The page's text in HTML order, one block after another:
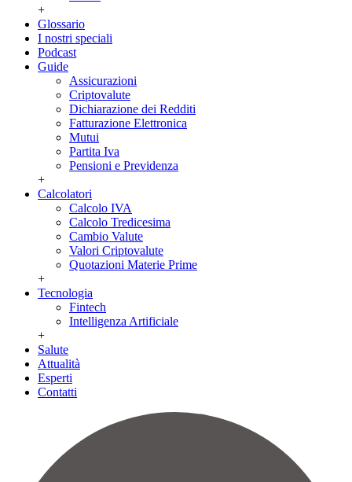
+
Glossario
I nostri speciali
Podcast
Guide
Assicurazioni
Criptovalute
Dichiarazione dei Redditi
Fatturazione Elettronica
Mutui
Partita Iva
Pensioni e Previdenza
+
Calcolatori
Calcolo IVA
Calcolo Tredicesima
Cambio Valute
Valori Criptovalute
Quotazioni Materie Prime
+
Tecnologia
Fintech
Intelligenza Artificiale
+
Salute
Attualità
Esperti
Contatti